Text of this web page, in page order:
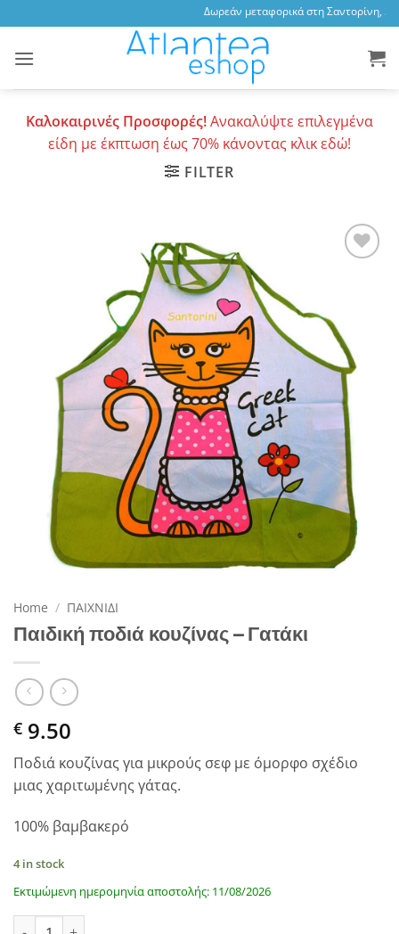
to
content
Δωρεάν μεταφορικά στη Σαντορίνη,
Καλοκαιρινές Προσφορές!Ανακαλύψτε επιλεγμένα
είδη με έκπτωση έως 70% κάνοντας κλικ εδώ!
FILTER
Home / ΠΑΙΧΝΙΔΙ
Παιδική ποδιά κουζίνας – Γατάκι
€ 9.50
Ποδιά κουζίνας για μικρούς σεφ με όμορφο σχέδιο
μιας χαριτωμένης γάτας.
100% βαμβακερό
4 in stock
Εκτιμώμενη ημερομηνία αποστολής: 11/08/2026
Παιδική ποδιά κουζίνας - Γατάκι quantity